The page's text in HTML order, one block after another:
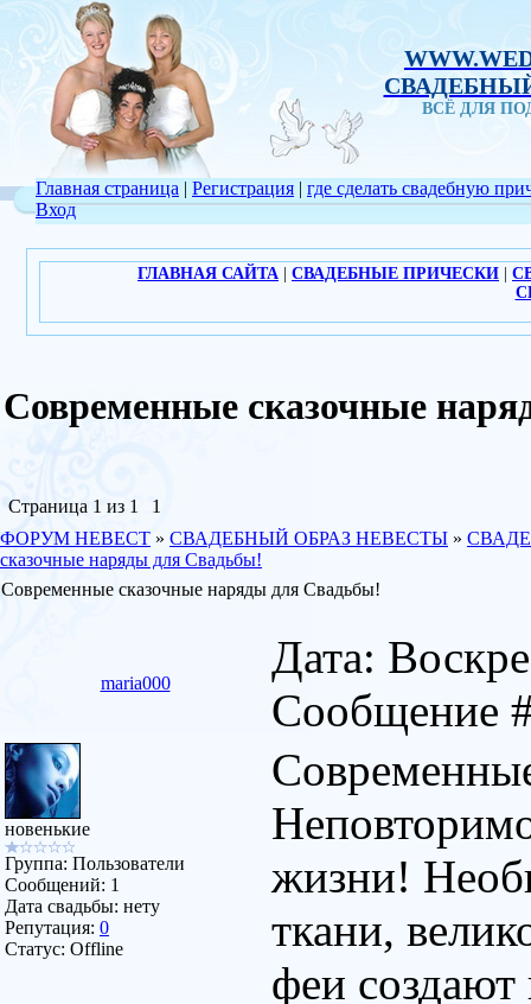
ВСЁ ДЛЯ
Главная страница | Регистрация |
Вход
где сделать свадебную
ГЛАВНАЯ САЙТА СВАДЕБНЫЕ ПРИЧЕСКИ
Современные сказочные
Страница 1 из 1
1
ФОРУМ НЕВЕСТ » СВАДЕБНЫЙ ОБРАЗ НЕВЕСТЫ »
сказочные наряды для Свадьбы!
Современные сказочные наряды для Свадьбы!
maria000
Дата:
Сообщение
новенькие
Группа: Пользователи
Сообщений: 1
Дата свадьбы: нету
Репутация: 0
Статус: Offline
жизни!
ткани,
феи